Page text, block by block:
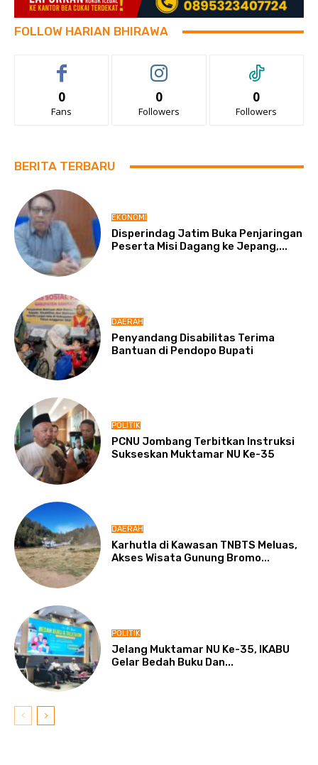
FOLLOW HARIAN BHIRAWA
0
Fans
0
Followers
0
Followers
BERITA TERBARU
EKONOMI
Disperindag Jatim Buka Penjaringan
Peserta Misi Dagang ke Jepang,...
DAERAH
Penyandang Disabilitas Terima
Bantuan di Pendopo Bupati
POLITIK
PCNU Jombang Terbitkan Instruksi
Sukseskan Muktamar NU Ke-35
DAERAH
Karhutla di Kawasan TNBTS Meluas,
Akses Wisata Gunung Bromo...
POLITIK
Jelang Muktamar NU Ke-35, IKABU
Gelar Bedah Buku Dan...